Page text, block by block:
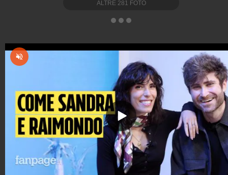
ALTRE 281 FOTO